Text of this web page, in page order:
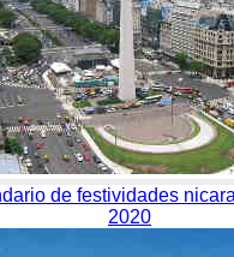
de festividades
2020